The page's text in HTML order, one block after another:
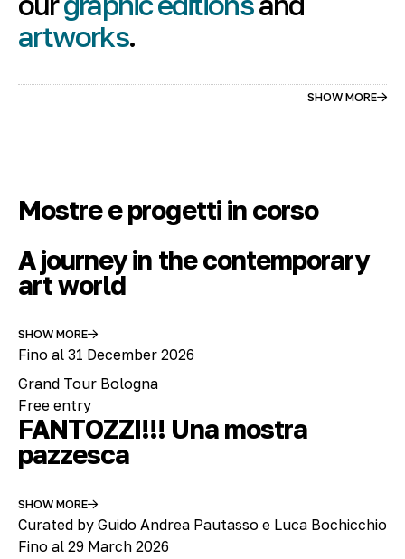
artworks.
SHOW MORE
Mostre e progetti in corso
A journey in the contemporary
art world
SHOW MORE
Fino al 31 December 2026
Grand Tour Bologna
Free entry
FANTOZZI!!! Una mostra
pazzesca
SHOW MORE
Curated by Guido Andrea Pautasso e Luca Bochicchio
Fino al 29 March 2026